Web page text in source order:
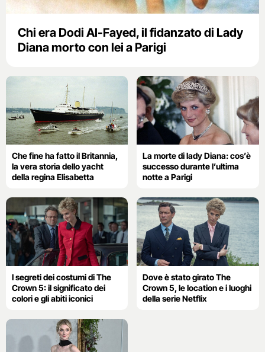
Chi era Dodi Al-Fayed, il fidanzato di Lady
Diana morto con lei a Parigi
Che fine ha fatto il Britannia,
la vera storia dello yacht
della regina Elisabetta
La morte di lady Diana: cos’è
successo durante l’ultima
notte a Parigi
I segreti dei costumi di The
Crown 5: il significato dei
colori e gli abiti iconici
Dove è stato girato The
Crown 5, le location e i luoghi
della serie Netflix